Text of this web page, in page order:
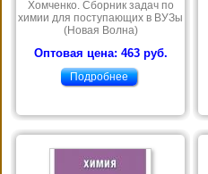
Хомченко. Сборник задач по
химии для поступающих в ВУЗы
(Новая Волна)
Оптовая цена: 463 руб.
Подробнее